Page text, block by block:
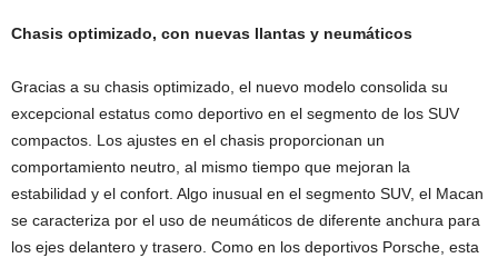
Chasis optimizado, con nuevas llantas y neumáticos
Gracias a su chasis optimizado, el nuevo modelo consolida su
excepcional estatus como deportivo en el segmento de los SUV
compactos. Los ajustes en el chasis proporcionan un
comportamiento neutro, al mismo tiempo que mejoran la
estabilidad y el confort. Algo inusual en el segmento SUV, el Macan
se caracteriza por el uso de neumáticos de diferente anchura para
los ejes delantero y trasero. Como en los deportivos Porsche, esta